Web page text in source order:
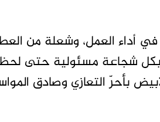
أداء العمل، وشعلة من
بكل شجاعة مسئولية حتى
بأحرّ التعازي وصادق